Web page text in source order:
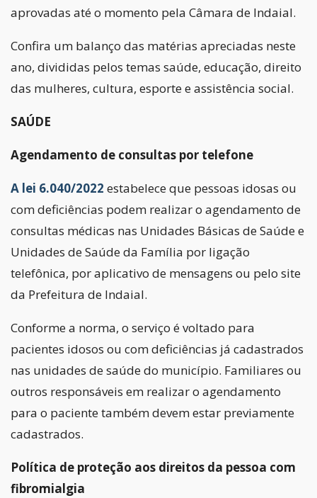
aprovadas até o momento pela Câmara de Indaial.
Confira um balanço das matérias apreciadas neste
ano, divididas pelos temas saúde, educação, direito
das mulheres, cultura, esporte e assistência social.
SAÚDE
Agendamento de consultas por telefone
A lei 6.040/2022 estabelece que pessoas idosas ou
com deficiências podem realizar o agendamento de
consultas médicas nas Unidades Básicas de Saúde e
Unidades de Saúde da Família por ligação
telefônica, por aplicativo de mensagens ou pelo site
da Prefeitura de Indaial.
Conforme a norma, o serviço é voltado para
pacientes idosos ou com deficiências já cadastrados
nas unidades de saúde do município. Familiares ou
outros responsáveis em realizar o agendamento
para o paciente também devem estar previamente
cadastrados.
Política de proteção aos direitos da pessoa com
fibromialgia